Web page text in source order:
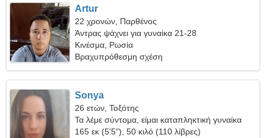
Artur
22 χρονών, Παρθένος
Άντρας ψάχνει για γυναίκα 21-28
Κινέσμα, Ρωσία
Βραχυπρόθεσμη σχέση
Sonya
26 ετών, Τοξότης
Τα λέμε σύντομα, είμαι καταπληκτική γυναίκα
165 εκ (5'5"), 50 κιλό (110 λίβρες)